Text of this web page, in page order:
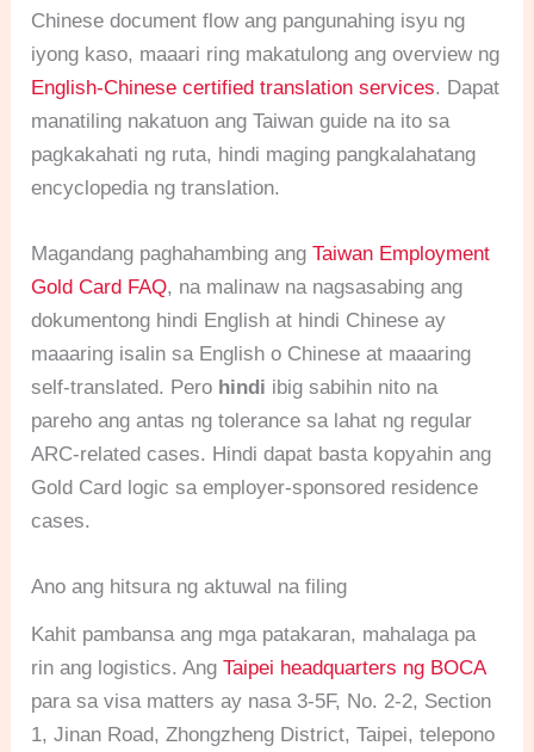
Chinese document flow ang pangunahing isyu ng
iyong kaso, maaari ring makatulong ang overview ng
English-Chinese certified translation services. Dapat
manatiling nakatuon ang Taiwan guide na ito sa
pagkakahati ng ruta, hindi maging pangkalahatang
encyclopedia ng translation.
Magandang paghahambing angTaiwan Employment
Gold Card FAQ, na malinaw na nagsasabing ang
dokumentong hindi English at hindi Chinese ay
maaaring isalin sa English o Chinese at maaaring
self-translated. Pero hindi ibig sabihin nito na
pareho ang antas ng tolerance sa lahat ng regular
ARC-related cases. Hindi dapat basta kopyahin ang
Gold Card logic sa employer-sponsored residence
cases.
Ano ang hitsura ng aktuwal na filing
Kahit pambansa ang mga patakaran, mahalaga pa
rin ang logistics. AngTaipei headquarters ng BOCA
para sa visa matters ay nasa 3-5F, No. 2-2, Section
1, Jinan Road, Zhongzheng District, Taipei, telepono